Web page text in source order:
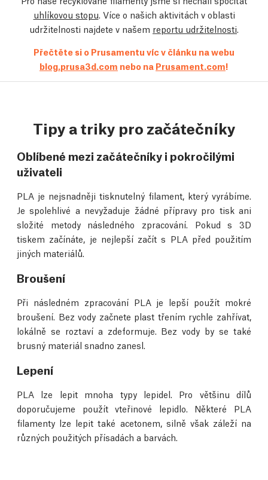
uhlíkovou stopu . Více o našich aktivitách v oblasti
udržitelnosti najdete v našem reportu udržitelnosti
Přečtěte si o Prusamentu víc v článku na webu
blog.prusa3d.com nebo na Prusament.com!
Tipy a triky pro začátečníky
Oblíbené mezi začátečníky i pokročilými
uživateli
PLA je nejsnadněji tisknutelný filament, který vyrábíme.
Je spolehlivé a nevyžaduje žádné přípravy pro tisk ani
složité metody následného zpracování. Pokud s 3D
tiskem začínáte, je nejlepší začít s PLA před použitím
jiných materiálů.
Broušení
Při následném zpracování PLA je lepší použít mokré
broušení. Bez vody začnete plast třením rychle zahřívat,
lokálně se roztaví a zdeformuje. Bez vody by se také
brusný materiál snadno zanesl.
Lepení
PLA lze lepit mnoha typy lepidel. Pro většinu dílů
doporučujeme použít vteřinové lepidlo. Některé PLA
filamenty lze lepit také acetonem, silně však záleží na
různých použitých přísadách a barvách.